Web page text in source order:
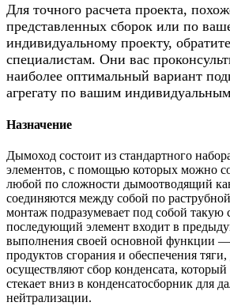
Для точного расчета проекта,
представленных сборок или по
индивидуальному проекту,
специалистам. Они вас
наиболее оптимальный вариант
агрегату по вашим
Назначение
Дымоход состоит из стандартного
элементов, с помощью которых можно
любой по сложности дымоотводящий
соединяются между собой по
монтаж подразумевает под собой такую
последующий элемент входит в
выполнения своей основной функции —
продуктов сгорания и обеспечения
осуществляют сбор конденсата, который
стекает вниз в конденсатосборник для
нейтрализации.